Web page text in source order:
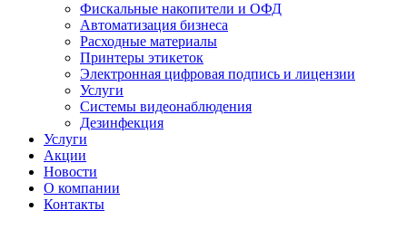
Фискальные накопители и ОФД
Автоматизация бизнеса
Расходные материалы
Принтеры этикеток
Электронная цифровая подпись и лицензии
Услуги
Системы видеонаблюдения
Дезинфекция
Услуги
Акции
Новости
О компании
Контакты